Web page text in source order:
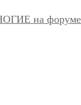
на форуме